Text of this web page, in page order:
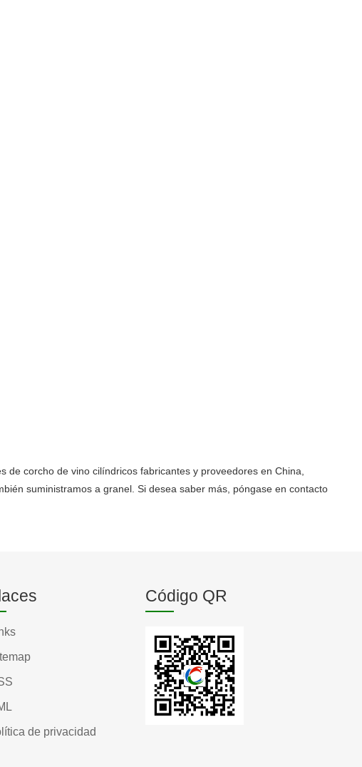
de corcho de vino cilíndricos fabricantes y proveedores en China,
suministramos a granel. Si desea saber más, póngase en contacto
de privacidad
Código QR